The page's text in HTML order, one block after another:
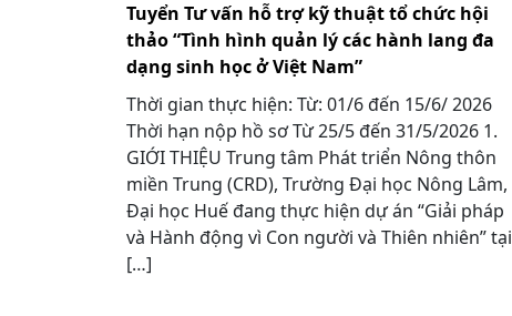
Tuyển Tư vấn hỗ trợ kỹ thuật tổ chức hội
thảo “Tình hình quản lý các hành lang đa
dạng sinh học ở Việt Nam”
Thời gian thực hiện: Từ: 01/6 đến 15/6/ 2026
Thời hạn nộp hồ sơ Từ 25/5 đến 31/5/2026 1.
GIỚI THIỆU Trung tâm Phát triển Nông thôn
miền Trung (CRD), Trường Đại học Nông Lâm,
Đại học Huế đang thực hiện dự án “Giải pháp
và Hành động vì Con người và Thiên nhiên” tại
[…]